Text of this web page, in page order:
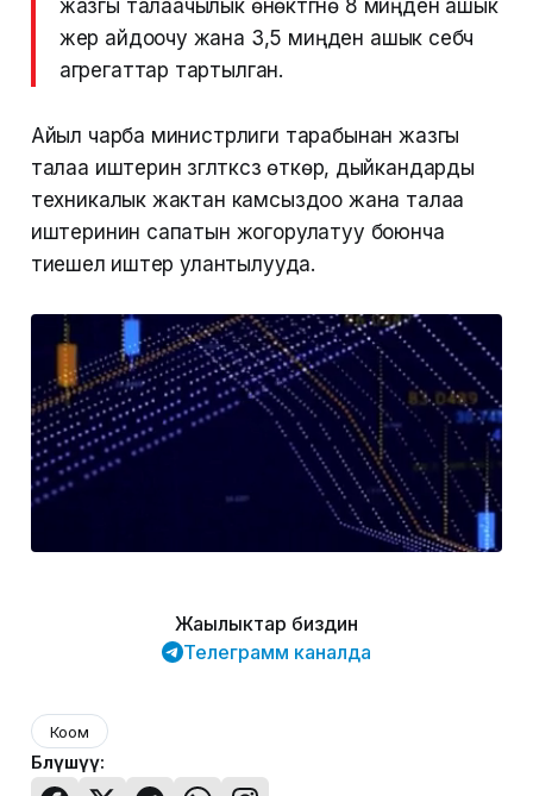
жазгы талаачылык өнөктүгүнө 8 миңден ашык
жер айдоочу жана 3,5 миңден ашык себүүчү
агрегаттар тартылган.
Айыл чарба министрлиги тарабынан жазгы
талаа иштерин үзгүлтүксүз өткөрүү, дыйкандарды
техникалык жактан камсыздоо жана талаа
иштеринин сапатын жогорулатуу боюнча
тиешелүү иштер улантылууда.
Жаңылыктар биздин
Телеграмм каналда
Коом
Бөлүшүү: